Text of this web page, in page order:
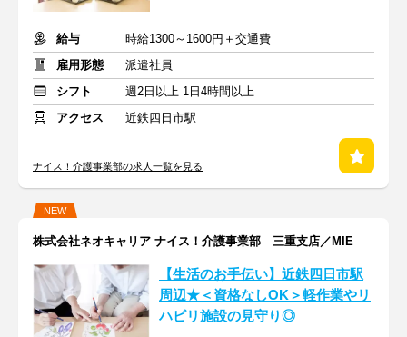
給与
時給1300～1600円＋交通費
雇用形態
派遣社員
シフト
週2日以上 1日4時間以上
アクセス
近鉄四日市駅
ナイス！介護事業部の求人一覧を見る
NEW
株式会社ネオキャリア ナイス！介護事業部 三重支店／MIE
【生活のお手伝い】近鉄四日市駅
周辺★＜資格なしOK＞軽作業やリ
ハビリ施設の見守り◎